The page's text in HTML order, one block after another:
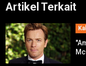
Artikel Terkait